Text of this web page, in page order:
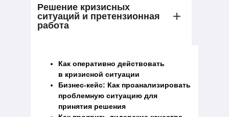
Решение кризисных
ситуаций и претензионная
работа
Как оперативно действовать
в кризисной ситуации
Бизнес-кейс: Как проанализировать
проблемную ситуацию для
принятия решения